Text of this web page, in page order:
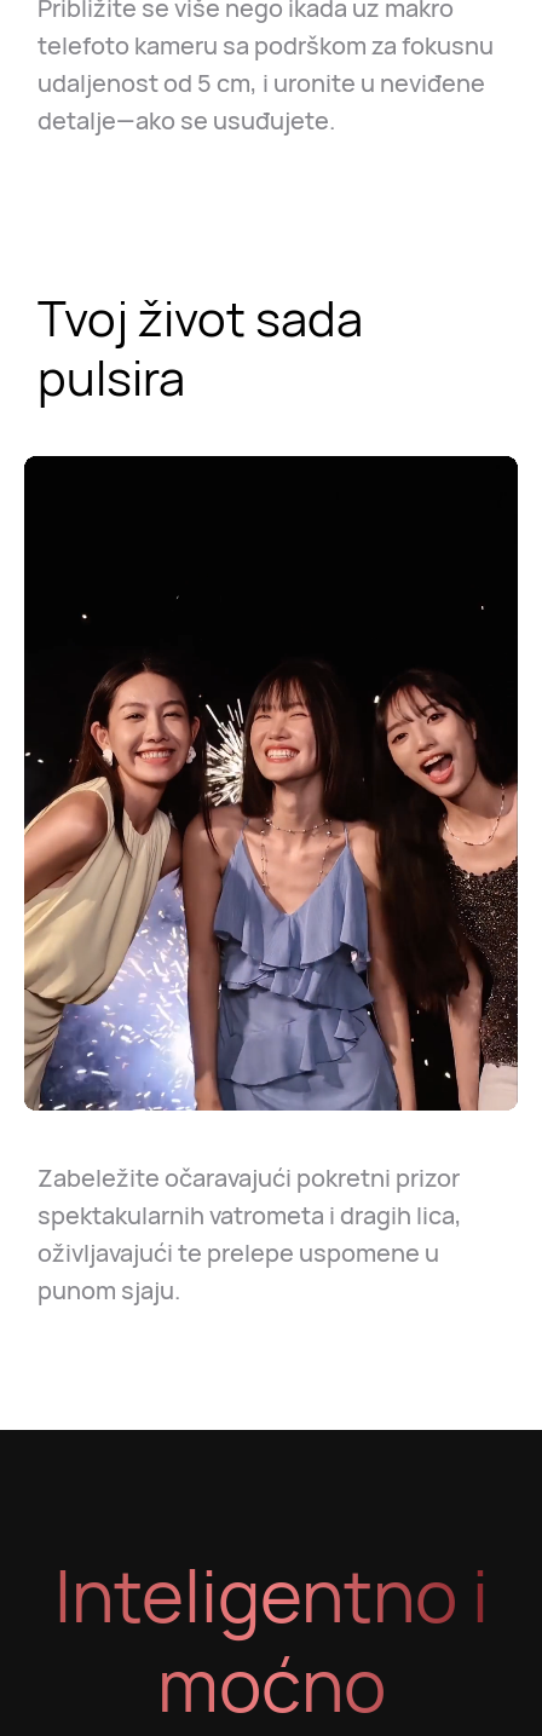
Približite se više nego ikada uz makro
telefoto kameru sa podrškom za fokusnu
udaljenost od 5 cm, i uronite u neviđene
detalje—ako se usuđujete.
Tvoj život sada
pulsira
Replay
Zabeležite očaravajući pokretni prizor
spektakularnih vatrometa i dragih lica,
oživljavajući te prelepe uspomene u
punom sjaju.
Inteligentno i
moćno